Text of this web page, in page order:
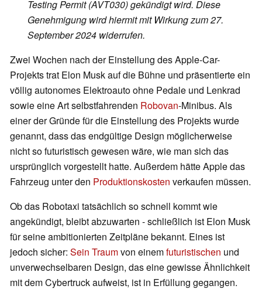
Testing Permit (AVT030)gekündigt wird. Diese
Genehmigung wird hiermit mit Wirkung zum 27.
September 2024 widerrufen.
Zwei Wochen nach der Einstellung des Apple-Car-
Projekts trat Elon Musk auf die Bühne und präsentierte ein
völlig autonomes Elektroauto ohne Pedale und Lenkrad
sowie eine Art selbstfahrenden Robovan-Minibus. Als
einer der Gründe für die Einstellung des Projekts wurde
genannt, dass das endgültige Design möglicherweise
nicht so futuristisch gewesen wäre, wie man sich das
ursprünglich vorgestellt hatte. Außerdem hätte Apple das
Fahrzeug unter den Produktionskosten verkaufen müssen.
Ob das Robotaxi tatsächlich so schnell kommt wie
angekündigt, bleibt abzuwarten - schließlich ist Elon Musk
für seine ambitionierten Zeitpläne bekannt. Eines ist
jedoch sicher: Sein Traumvon einemfuturistischen und
unverwechselbaren Design, das eine gewisse Ähnlichkeit
mit dem Cybertruck aufweist, ist in Erfüllung gegangen.